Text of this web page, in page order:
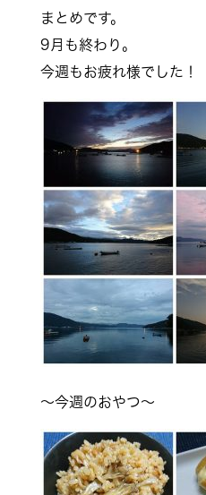
まとめです。
9月も終わり。
今週もお疲れ様でした！
～今週のおやつ～